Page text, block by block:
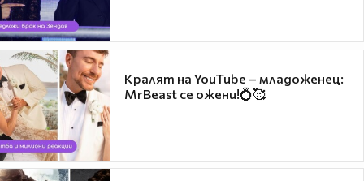
Кралят на YouTube – младоженец:
MrBeast се ожени!💍🥰